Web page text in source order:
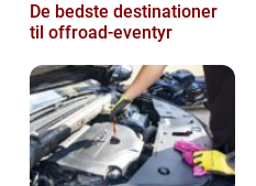
De bedste destinationer
til offroad-eventyr